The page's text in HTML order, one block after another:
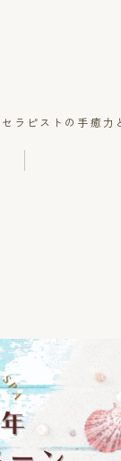
セラピストの手癒力